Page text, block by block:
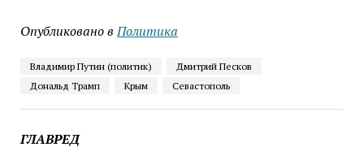
Опубликовано в Политика
Владимир Путин (политик)
Дмитрий Песков
Дональд Трамп
Крым Севастополь
ГЛАВРЕД